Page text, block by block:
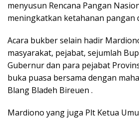
menyusun Rencana Pangan
meningkatkan ketahanan pangan
Acara bukber selain hadir
masyarakat, pejabat, sejumlah
Gubernur dan para pejabat
buka puasa bersama dengan
Blang Bladeh Bireuen .
Mardiono yang juga Plt Ketua